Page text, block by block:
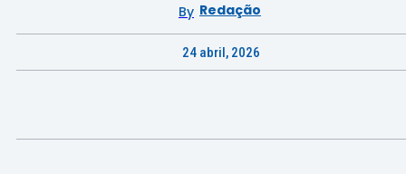
By Redação
24 abril, 2026